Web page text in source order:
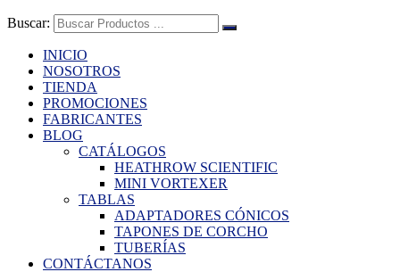
Buscar:
INICIO
NOSOTROS
TIENDA
PROMOCIONES
FABRICANTES
BLOG
CATÁLOGOS
HEATHROW SCIENTIFIC
MINI VORTEXER
TABLAS
ADAPTADORES CÓNICOS
TAPONES DE CORCHO
TUBERÍAS
CONTÁCTANOS